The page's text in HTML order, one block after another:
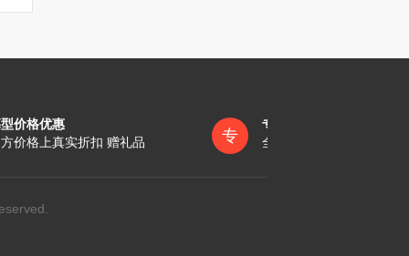
价格优惠
价格上真实折扣 赠礼品
专
专员一对一服务
全称陪同办理各项手续